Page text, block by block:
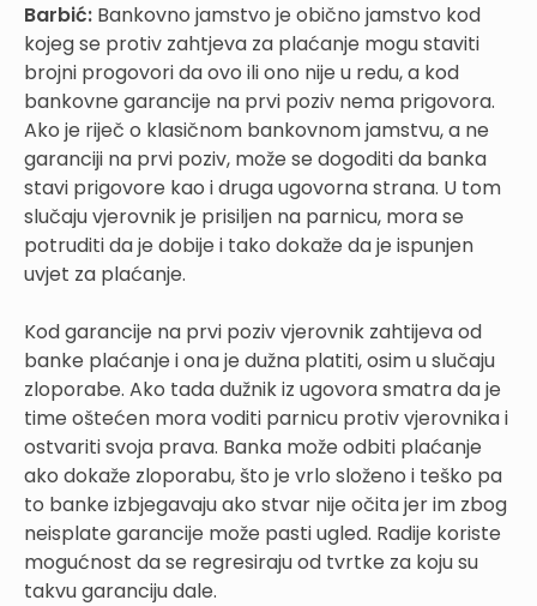
Barbić: Bankovno jamstvo je obično jamstvo kod
kojeg se protiv zahtjeva za plaćanje mogu staviti
brojni progovori da ovo ili ono nije u redu, a kod
bankovne garancije na prvi poziv nema prigovora.
Ako je riječ o klasičnom bankovnom jamstvu, a ne
garanciji na prvi poziv, može se dogoditi da banka
stavi prigovore kao i druga ugovorna strana. U tom
slučaju vjerovnik je prisiljen na parnicu, mora se
potruditi da je dobije i tako dokaže da je ispunjen
uvjet za plaćanje.
Kod garancije na prvi poziv vjerovnik zahtijeva od
banke plaćanje i ona je dužna platiti, osim u slučaju
zloporabe. Ako tada dužnik iz ugovora smatra da je
time oštećen mora voditi parnicu protiv vjerovnika i
ostvariti svoja prava. Banka može odbiti plaćanje
ako dokaže zloporabu, što je vrlo složeno i teško pa
to banke izbjegavaju ako stvar nije očita jer im zbog
neisplate garancije može pasti ugled. Radije koriste
mogućnost da se regresiraju od tvrtke za koju su
takvu garanciju dale.